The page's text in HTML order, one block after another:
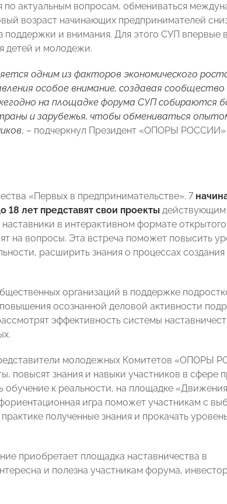
актуальным вопросам, обмениваться
возраст начинающих предпринимателей
поддержки и внимания. Для этого СУП впервые
детей и молодежи.
одним из факторов экономического
особое внимание, создавая сообщество
на площадке форума СУП собираются
и зарубежья, чтобы обмениваться
, – подчеркнул Президент «ОПОРЫ РОССИИ»
«Первых в предпринимательстве». 7
18 лет представят свои проекты действующим
в интерактивном формате открытого
на вопросы. Эта встреча поможет повысить
расширить знания о процессах создания
организаций в поддержке
осознанной деловой активности
эффективность системы
молодежных Комитетов «ОПОРЫ
повысят знания и навыки участников в сфере
обучение к реальности, на площадке
игра поможет участникам с
полученные знания и прокачать
приобретает площадка наставничества в
и полезна участникам форума,